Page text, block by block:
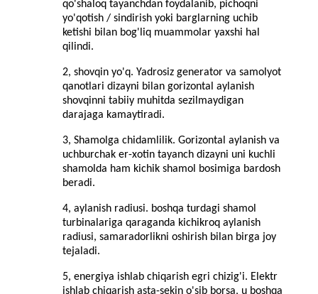
qo'shaloq tayanchdan foydalanib, pichoqni
yo'qotish / sindirish yoki barglarning uchib
ketishi bilan bog'liq muammolar yaxshi hal
qilindi.
2, shovqin yo'q. Yadrosiz generator va samolyot
qanotlari dizayni bilan gorizontal aylanish
shovqinni tabiiy muhitda sezilmaydigan
darajaga kamaytiradi.
3, Shamolga chidamlilik. Gorizontal aylanish va
uchburchak er-xotin tayanch dizayni uni kuchli
shamolda ham kichik shamol bosimiga bardosh
beradi.
4, aylanish radiusi. boshqa turdagi shamol
turbinalariga qaraganda kichikroq aylanish
radiusi, samaradorlikni oshirish bilan birga joy
tejaladi.
5, energiya ishlab chiqarish egri chizig'i. Elektr
ishlab chiqarish asta-sekin o'sib borsa, u boshqa